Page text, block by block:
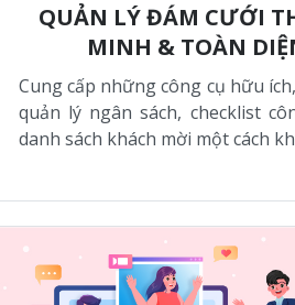
QUẢN LÝ ĐÁM CƯỚI
MINH & TOÀN
Cung cấp những công cụ hữu
quản lý ngân sách, checklist
danh sách khách mời một cách